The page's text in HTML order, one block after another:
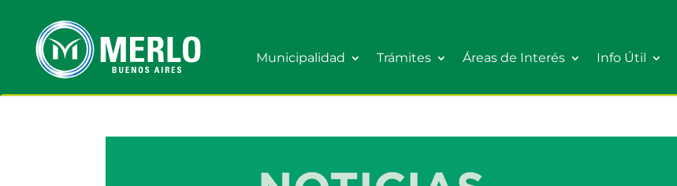
Municipalidad Trámites Áreas de Interés Info Útil